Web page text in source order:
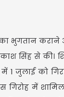
का भुगतान
सिंह से की।
1 जुलाई को
में